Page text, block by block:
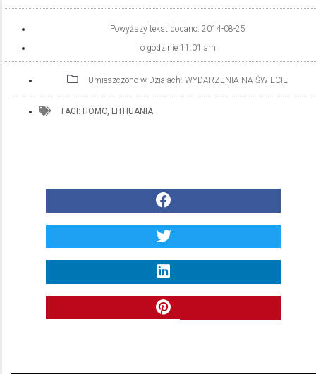
Powyższy tekst dodano: 2014-08-25
o godzinie 11:01 am
Umieszczono w Działach: WYDARZENIA NA ŚWIECIE
TAGI: HOMO, LITHUANIA